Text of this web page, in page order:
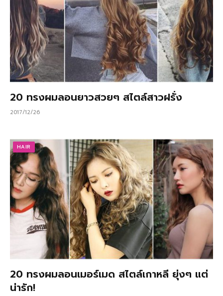
20 ทรงผมลอนยาวสวยๆ สไตล์สาวฝรั่ง
2017/12/26
HAIR
20 ทรงผมลอนเมอร์เมด สไตล์เกาหลี ยุ่งๆ แต่
น่ารัก!